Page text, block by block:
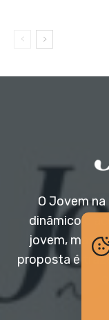
O Jovem
dinâmico e
jovem, mas
proposta é